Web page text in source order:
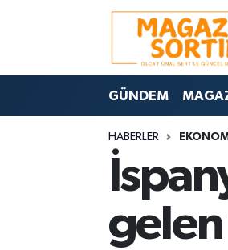
GÜNDEM
HABERLER
Nöbetçi Eczaneler
Hava Durumu
Trafik Durumu
Süper Lig Puan Durumu ve
Tüm Manşetler